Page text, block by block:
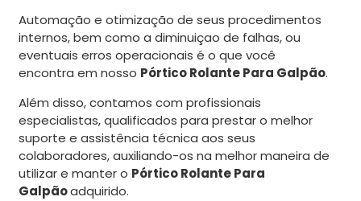
Automação e otimização de seus procedimentos
internos, bem como a diminuiçao de falhas, ou
eventuais erros operacionais é o que você
encontra em nosso Pórtico Rolante Para Galpão.
Além disso, contamos com profissionais
especialistas, qualificados para prestar o melhor
suporte e assistência técnica aos seus
colaboradores, auxiliando-os na melhor maneira de
utilizar e manter o Pórtico Rolante Para
Galpãoadquirido.